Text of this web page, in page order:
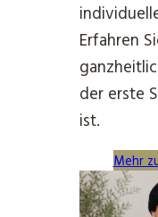
Erfahren
der erste
ist.
Mehr